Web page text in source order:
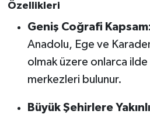
Özellikleri
Geniş Coğrafi
Anadolu, Ege ve
olmak üzere onlarca ilde
merkezleri bulunur.
Büyük Şehirlere